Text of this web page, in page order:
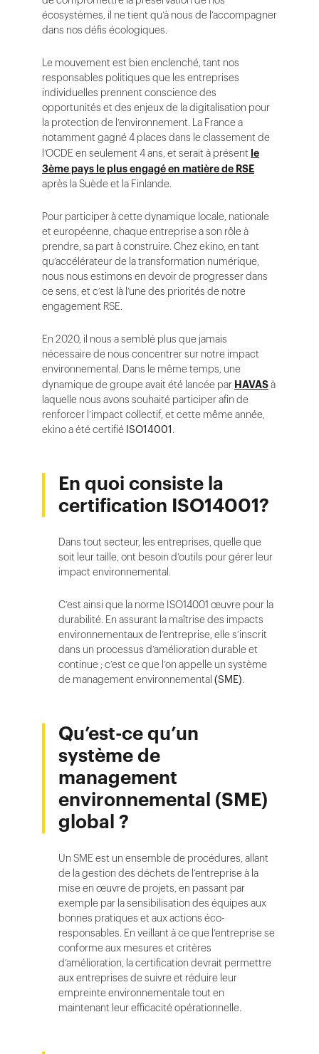
écosystèmes, il ne tient qu’à nous de l’accompagner
dans nos défis écologiques.
Le mouvement est bien enclenché, tant nos
responsables politiques que les entreprises
individuelles prennent conscience des
opportunités et des enjeux de la digitalisation pour
la protection de l’environnement. La France a
notamment gagné 4 places dans le classement de
l’OCDE en seulement 4 ans, et serait à présent le
3ème pays le plus engagé en matière de RSE
après la Suède et la Finlande.
Pour participer à cette dynamique locale, nationale
et européenne, chaque entreprise a son rôle à
prendre, sa part à construire. Chez ekino, en tant
qu’accélérateur de la transformation numérique,
nous nous estimons en devoir de progresser dans
ce sens, et c’est là l’une des priorités de notre
engagement RSE.
En 2020, il nous a semblé plus que jamais
nécessaire de nous concentrer sur notre impact
environnemental. Dans le même temps, une
dynamique de groupe avait été lancée par HAVASà
laquelle nous avons souhaité participer afin de
renforcer l’impact collectif, et cette même année,
ekino a été certifié ISO14001.
En quoi consiste la
certification ISO14001?
Dans tout secteur, les entreprises, quelle que
soit leur taille, ont besoin d’outils pour gérer leur
impact environnemental.
C’est ainsi que la norme ISO14001 œuvre pour la
durabilité. En assurant la maîtrise des impacts
environnementaux de l’entreprise, elle s’inscrit
dans un processus d’amélioration durable et
continue ; c’est ce que l’on appelle un système
de management environnemental (SME).
Qu’est-ce qu’un
système de
management
environnemental (SME)
global ?
Un SME est un ensemble de procédures, allant
de la gestion des déchets de l’entreprise à la
mise en œuvre de projets, en passant par
exemple par la sensibilisation des équipes aux
bonnes pratiques et aux actions éco-
responsables. En veillant à ce que l’entreprise se
conforme aux mesures et critères
d’amélioration, la certification devrait permettre
aux entreprises de suivre et réduire leur
empreinte environnementale tout en
maintenant leur efficacité opérationnelle.